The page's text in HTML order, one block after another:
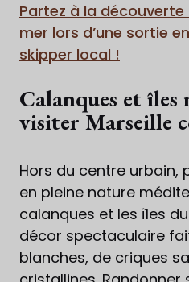
Partez à la
mer lors d’une sortie
skipper local !
Calanques et îles
visiter Marseille
Hors du centre urbain,
en pleine nature
calanques et les îles
décor spectaculaire
blanches, de criques